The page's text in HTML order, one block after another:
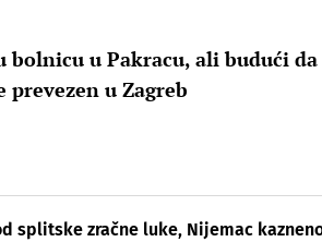
bolnicu u Pakracu, ali budući
prevezen u Zagreb
splitske zračne luke, Nijemac